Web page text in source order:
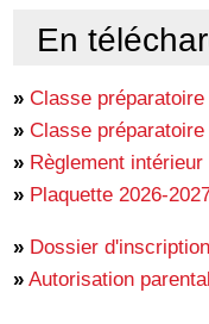
En
»Classe
»Classe
» Règlement intérieur
» Plaquette 2026-
» Dossier
» Autorisation